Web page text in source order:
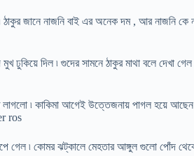
জানে নাজনি বাই এর অনেক দম , আর নাজনি কে
ঢুকিয়ে দিল ৷ গুদের সামনে ঠাকুর মাথা বলে দেখা
৷ কাকিমা আগেই উত্তেজনায় পাগল হয়ে আছেন
ros
গেল ৷ কোমর ঝট্কালে মেহতার আঙ্গুল গুলো পোঁদ